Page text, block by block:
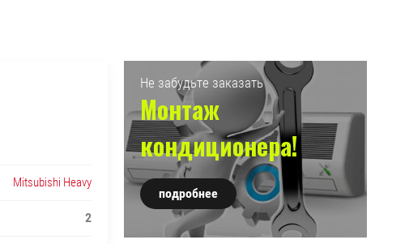
Mitsubishi Heavy
2
Не забудьте заказать
Монтаж
кондиционера!
подробнее